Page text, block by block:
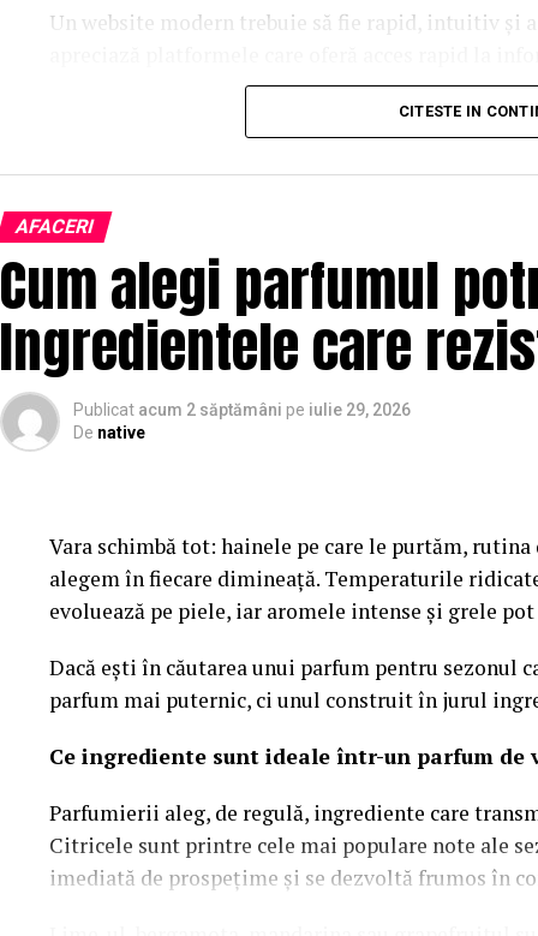
Un website modern trebuie să fie rapid, intuitiv
procesul de navigare. O experiență pozitivă
Designul profesional influențează percepția
transmite seriozitate și atenție la detalii. În plus,
vizitatori să găsească rapid informațiile
afacerea.
Conținutul are un rol esențial în procesul de
informative, studiile de caz și paginile bine
expertiza companiei. Acest lucru contribuie la
aceea, optimizarea și promovarea trebuie să facă
Pentru atragerea unui trafic relevant și pentru
multe afaceri aleg servicii de optimizare SEO
,
digitale pe termen lung.
Optimizarea SEO presupune îmbunătățirea
funcționează împreună, platforma poate genera
utilizatori interesați de produsele sau serviciile
CITESTE IN
AFACERI
Cum alegi parfumul
Ingredientele care
Publicat acum 2 săptămâni pe iulie 29, 2026
De native
Vara schimbă tot: hainele pe care le purtăm,
alegem în fiecare dimineață. Temperaturile
evoluează pe piele, iar aromele intense și grele
Dacă ești în căutarea unui parfum pentru sezonul
parfum mai puternic, ci unul construit în jurul
Ce ingrediente sunt ideale într-un parfum de
Parfumierii aleg, de regulă, ingrediente care
Citricele sunt printre cele mai populare note ale
imediată de prospețime și se dezvoltă frumos în